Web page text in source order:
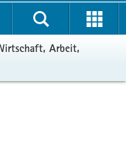
Arbeit,